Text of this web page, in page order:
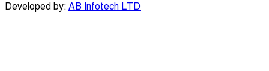
Developed by: AB Infotech LTD